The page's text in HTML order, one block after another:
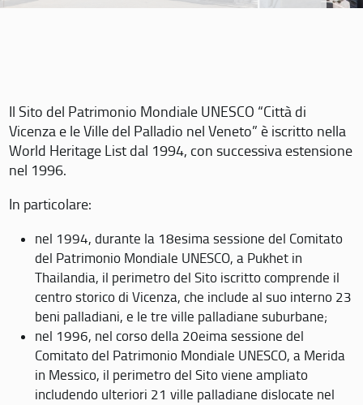
Il Sito del Patrimonio Mondiale UNESCO “Città di
Vicenza e le Ville del Palladio nel Veneto” è iscritto nella
World Heritage List dal 1994, con successiva estensione
nel 1996.
In particolare:
nel 1994, durante la 18esima sessione del Comitato
del Patrimonio Mondiale UNESCO, a Pukhet in
Thailandia, il perimetro del Sito iscritto comprende il
centro storico di Vicenza, che include al suo interno 23
beni palladiani, e le tre ville palladiane suburbane;
nel 1996, nel corso della 20eima sessione del
Comitato del Patrimonio Mondiale UNESCO, a Merida
in Messico, il perimetro del Sito viene ampliato
includendo ulteriori 21 ville palladiane dislocate nel